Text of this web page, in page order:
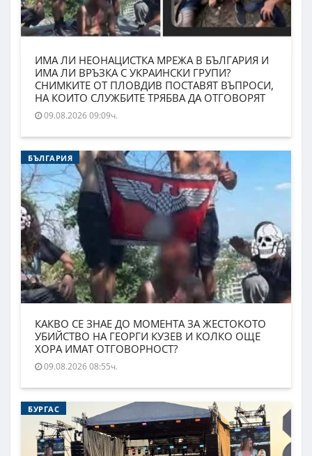
ИМА ЛИ НЕОНАЦИСТКА МРЕЖА В БЪЛГАРИЯ И
ИМА ЛИ ВРЪЗКА С УКРАИНСКИ ГРУПИ?
СНИМКИТЕ ОТ ПЛОВДИВ ПОСТАВЯТ ВЪПРОСИ,
НА КОИТО СЛУЖБИТЕ ТРЯБВА ДА ОТГОВОРЯТ
09.08.2026 09:09ч.
БЪЛГАРИЯ
КАКВО СЕ ЗНАЕ ДО МОМЕНТА ЗА ЖЕСТОКОТО
УБИЙСТВО НА ГЕОРГИ КУЗЕВ И КОЛКО ОЩЕ
ХОРА ИМАТ ОТГОВОРНОСТ?
09.08.2026 08:55ч.
БУРГАС